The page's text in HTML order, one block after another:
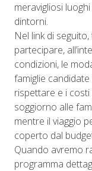
meravigliosi
dintorni.
Nel link di
partecipare,
condizioni, le
famiglie
rispettare e i
soggiorno alle
mentre il viaggio
coperto dal
Quando avremo
programma